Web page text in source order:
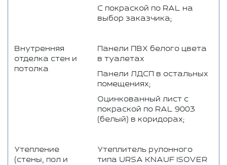
C покраской по RAL на
выбор заказчика;
Внутренняя
отделка стен и
потолка
Панели ПВХ белого цвета
в туалетах
Панели ЛДСП в остальных
помещениях;
Оцинкованный лист с
покраской по RAL 9003
(белый) в коридорах;
Утепление
(стены, пол и
Утеплитель рулонного
типа URSA KNAUF ISOVER